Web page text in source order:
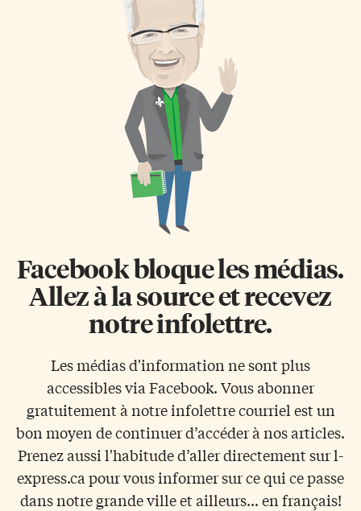
Facebook bloque les médias.
Allez à la source et recevez
notre infolettre.
Les médias d'information ne sont plus
accessibles via Facebook. Vous abonner
gratuitement à notre infolettre courriel est un
bon moyen de continuer d’accéder à nos articles.
Prenez aussi l'habitude d’aller directement sur l-
express.ca pour vous informer sur ce qui ce passe
dans notre grande ville et ailleurs... en français!